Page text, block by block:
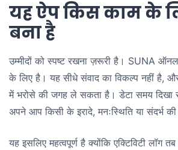
यह ऐप किस काम के
बना है
उम्मीदों को स्पष्ट रखना ज़रूरी है। SUNA
के लिए है। यह सीधे संवाद का विकल्प नहीं है, और
में भरोसे की जगह ले सकता है। डेटा समय दिखा
अपने आप किसी के इरादे, मनःस्थिति या संदर्भ की
यह इसलिए महत्वपूर्ण है क्योंकि एक्टिविटी लॉग